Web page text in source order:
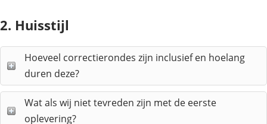
2. Huisstijl
Hoeveel correctierondes zijn inclusief en hoelang
duren deze?
Wat als wij niet tevreden zijn met de eerste
oplevering?